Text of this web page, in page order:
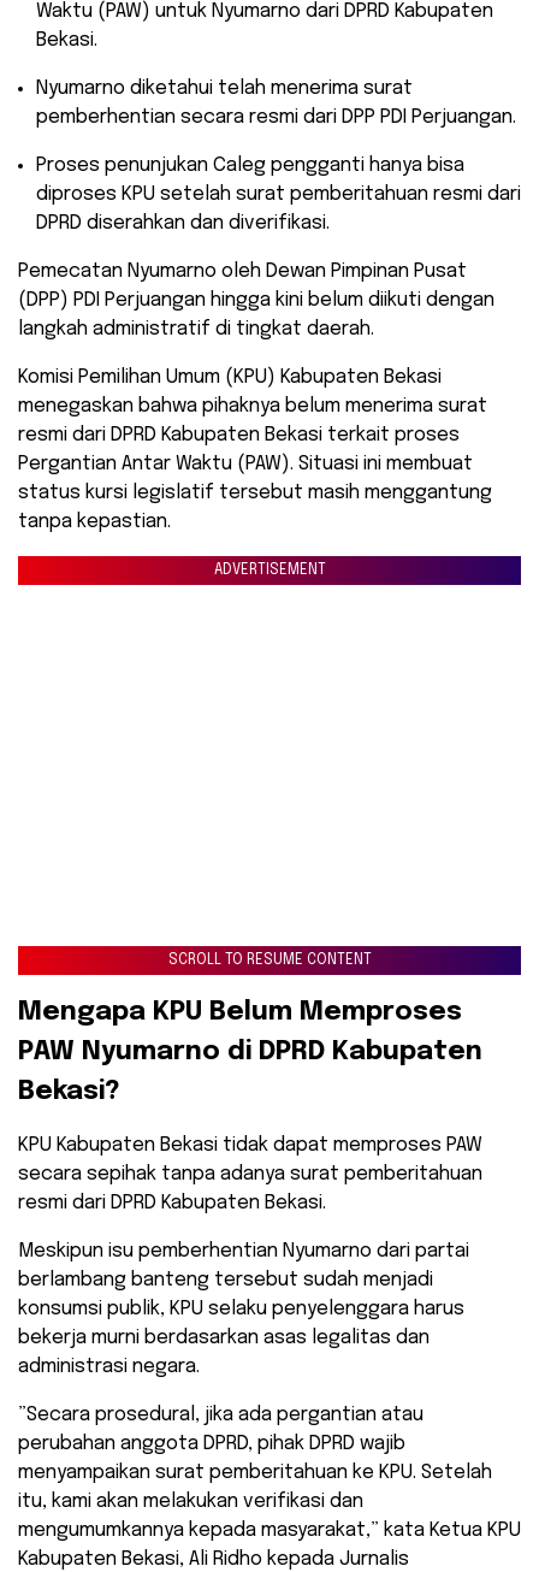
Waktu (PAW) untuk Nyumarno dari DPRD Kabupaten
Bekasi.
​Nyumarno diketahui telah menerima surat
pemberhentian secara resmi dari DPP PDI Perjuangan.
​Proses penunjukan Caleg pengganti hanya bisa
diproses KPU setelah surat pemberitahuan resmi dari
DPRD diserahkan dan diverifikasi.
​Pemecatan Nyumarno oleh Dewan Pimpinan Pusat
(DPP) PDI Perjuangan hingga kini belum diikuti dengan
langkah administratif di tingkat daerah.
Komisi Pemilihan Umum (KPU) Kabupaten Bekasi
menegaskan bahwa pihaknya belum menerima surat
resmi dari DPRD Kabupaten Bekasi terkait proses
Pergantian Antar Waktu (PAW). Situasi ini membuat
status kursi legislatif tersebut masih menggantung
tanpa kepastian.
ADVERTISEMENT
SCROLL TO RESUME CONTENT
​Mengapa KPU Belum Memproses
PAW Nyumarno di DPRD Kabupaten
Bekasi?
​KPU Kabupaten Bekasi tidak dapat memproses PAW
secara sepihak tanpa adanya surat pemberitahuan
resmi dari DPRD Kabupaten Bekasi.
Meskipun isu pemberhentian Nyumarno dari partai
berlambang banteng tersebut sudah menjadi
konsumsi publik, KPU selaku penyelenggara harus
bekerja murni berdasarkan asas legalitas dan
administrasi negara.
​”Secara prosedural, jika ada pergantian atau
perubahan anggota DPRD, pihak DPRD wajib
menyampaikan surat pemberitahuan ke KPU. Setelah
itu, kami akan melakukan verifikasi dan
mengumumkannya kepada masyarakat,” kata Ketua KPU
Kabupaten Bekasi, Ali Ridho kepada Jurnalis